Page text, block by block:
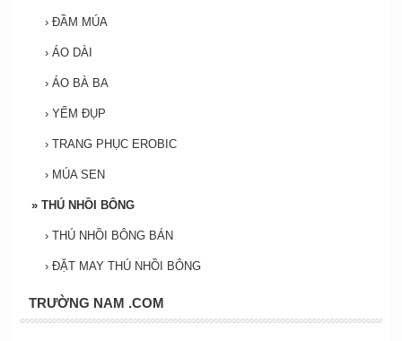
› ĐẦM MÚA
› ÁO DÀI
› ÁO BÀ BA
› YẾM ĐỤP
› TRANG PHỤC EROBIC
› MÚA SEN
» THÚ NHỒI BÔNG
› THÚ NHỒI BÔNG BÁN
› ĐẶT MAY THÚ NHỒI BÔNG
TRƯỜNG NAM .COM